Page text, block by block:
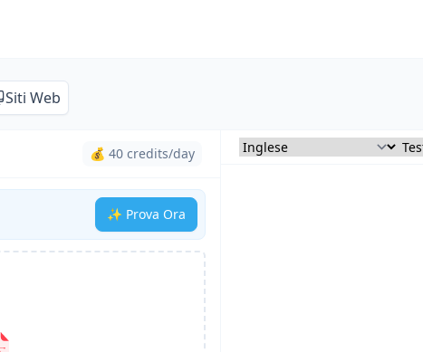
Siti Web
💰 40 credits/day
✨ Prova Ora